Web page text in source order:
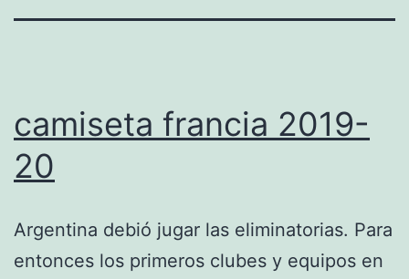
camiseta francia 2019-
20
Argentina debió jugar las eliminatorias. Para
entonces los primeros clubes y equipos en